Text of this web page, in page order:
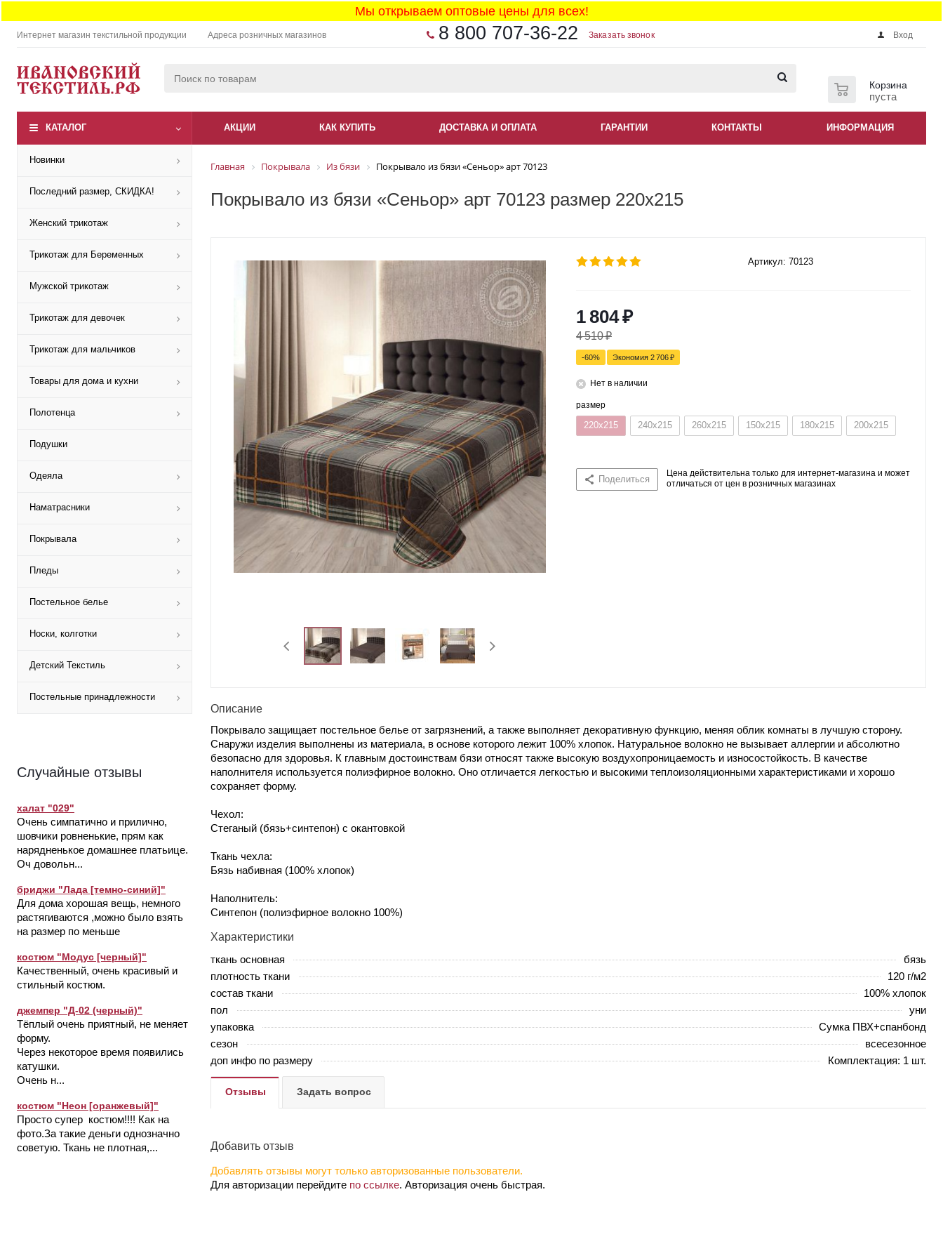
Мы открываем оптовые цены для всех!
Интернет магазин текстильной продукции Адреса розничных магазинов 8 800 707-36-22 Заказать звонок Вход
Корзина
пуста
КАТАЛОГ АКЦИИ КАК КУПИТЬ ДОСТАВКА И ОПЛАТА ГАРАНТИИ КОНТАКТЫ ИНФОРМАЦИЯ
Новинки
Последний размер, СКИДКА!
Женский трикотаж
Трикотаж для Беременных
Мужской трикотаж
Трикотаж для девочек
Трикотаж для мальчиков
Товары для дома и кухни
Полотенца
Подушки
Одеяла
Наматрасники
Покрывала
Пледы
Постельное белье
Носки, колготки
Детский Текстиль
Постельные принадлежности
Случайные отзывы
халат "029"
Очень симпатично и прилично,
шовчики ровненькие, прям как
нарядненькое домашнее платьице.
Оч довольн...
бриджи "Лада [темно-синий]"
Для дома хорошая вещь, немного
растягиваются ,можно было взять
на размер по меньше
костюм "Модус [черный]"
Качественный, очень красивый и
стильный костюм.
джемпер "Д-02 (черный)"
Тёплый очень приятный, не меняет
форму.
Через некоторое время появились
катушки.
Очень н...
костюм "Неон [оранжевый]"
Просто супер костюм!!!! Как на
фото.За такие деньги однозначно
советую. Ткань не плотная,...
Главная Покрывала Из бязи Покрывало из бязи «Сеньор» арт 70123
Покрывало из бязи «Сеньор» арт 70123 размер 220x215
Артикул: 70123
1 804₽
4 510₽
-60% Экономия 2 706₽
Нет в наличии
размер
220x215 240x215 260x215 150x215 180x215 200x215
Поделиться
Цена действительна только для интернет-магазина и может
отличаться от цен в розничных магазинах
Описание
Покрывало защищает постельное белье от загрязнений, а также выполняет декоративную функцию, меняя облик комнаты в лучшую сторону.
Снаружи изделия выполнены из материала, в основе которого лежит 100% хлопок. Натуральное волокно не вызывает аллергии и абсолютно
безопасно для здоровья. К главным достоинствам бязи относят также высокую воздухопроницаемость и износостойкость. В качестве
наполнителя используется полиэфирное волокно. Оно отличается легкостью и высокими теплоизоляционными характеристиками и хорошо
сохраняет форму.
Чехол:
Стеганый (бязь+синтепон) с окантовкой
Ткань чехла:
Бязь набивная (100% хлопок)
Наполнитель:
Синтепон (полиэфирное волокно 100%)
Характеристики
ткань основная
бязь
плотность ткани
120 г/м2
состав ткани
100% хлопок
пол
уни
упаковка
Сумка ПВХ+спанбонд
сезон
всесезонное
доп инфо по размеру
Комплектация: 1 шт.
Отзывы Задать вопрос
Добавить отзыв
Добавлять отзывы могут только авторизованные пользователи.
Для авторизации перейдите по ссылке. Авторизация очень быстрая.